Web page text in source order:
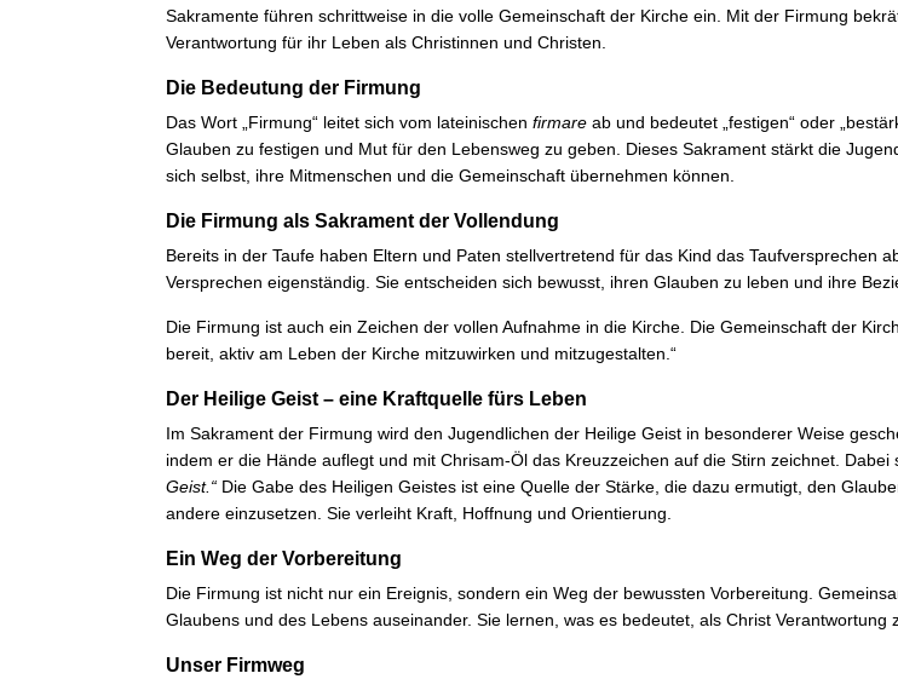
Sakramente führen schrittweise in die volle Gemeinschaft der Kirche ein. Mit der Firmung
Verantwortung für ihr Leben als Christinnen und Christen.
Die Bedeutung der Firmung
Das Wort „Firmung“ leitet sich vom lateinischen firmare ab und bedeutet „festigen“ oder
Glauben zu festigen und Mut für den Lebensweg zu geben. Dieses Sakrament stärkt die
sich selbst, ihre Mitmenschen und die Gemeinschaft übernehmen können.
Die Firmung als Sakrament der Vollendung
Bereits in der Taufe haben Eltern und Paten stellvertretend für das Kind das Taufversprechen
Versprechen eigenständig. Sie entscheiden sich bewusst, ihren Glauben zu leben und ihre
Die Firmung ist auch ein Zeichen der vollen Aufnahme in die Kirche. Die Gemeinschaft der
bereit, aktiv am Leben der Kirche mitzuwirken und mitzugestalten.“
Der Heilige Geist – eine Kraftquelle fürs Leben
Im Sakrament der Firmung wird den Jugendlichen der Heilige Geist in besonderer Weise
indem er die Hände auflegt und mit Chrisam-Öl das Kreuzzeichen auf die Stirn zeichnet. Dabei
Geist.“ Die Gabe des Heiligen Geistes ist eine Quelle der Stärke, die dazu ermutigt, den
andere einzusetzen. Sie verleiht Kraft, Hoffnung und Orientierung.
Ein Weg der Vorbereitung
Die Firmung ist nicht nur ein Ereignis, sondern ein Weg der bewussten Vorbereitung.
Glaubens und des Lebens auseinander. Sie lernen, was es bedeutet, als Christ
Unser Firmweg